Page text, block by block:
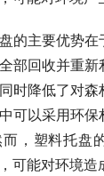
的主要优势
部回收并重
时降低了对
可以采用环
，塑料托盘
可能对环境造